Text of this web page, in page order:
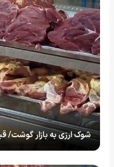
شوک ارزی به بازار